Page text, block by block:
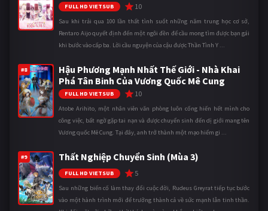
FULL HD VIETSUB 10
Sau khi trải qua 100 lần thất tình suốt những năm trung học cơ sở,
Rentaro Aijo quyết định đến một ngôi đền để cầu mong tìm được bạn gái
khi bước vào cấp ba. Lời cầu nguyện của cậu được Thần Tình Y ...
#8
Hậu Phương Mạnh Nhất Thế Giới - Nhà Khai
Phá Tân Binh Của Vương Quốc Mê Cung
FULL HD VIETSUB 10
Atobe Arihito, một nhân viên văn phòng luôn cống hiến hết mình cho
công việc, bất ngờ gặp tai nạn và được chuyển sinh đến dị giới mang tên
Vương quốc Mê Cung. Tại đây, anh trở thành một mạo hiểm gi ...
#9 Thất Nghiệp Chuyển Sinh (Mùa 3)
FULL HD VIETSUB 5
Sau những biến cố làm thay đổi cuộc đời, Rudeus Greyrat tiếp tục bước
vào một hành trình mới để trưởng thành cả về sức mạnh lẫn tinh thần.